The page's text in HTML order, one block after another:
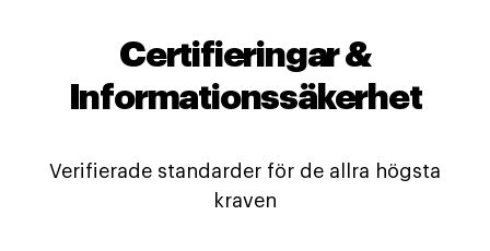
Certifieringar &
Informationssäkerhet
Verifierade standarder för de allra högsta
kraven